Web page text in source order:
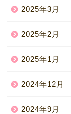
2025年3月
2025年2月
2025年1月
2024年12月
2024年9月